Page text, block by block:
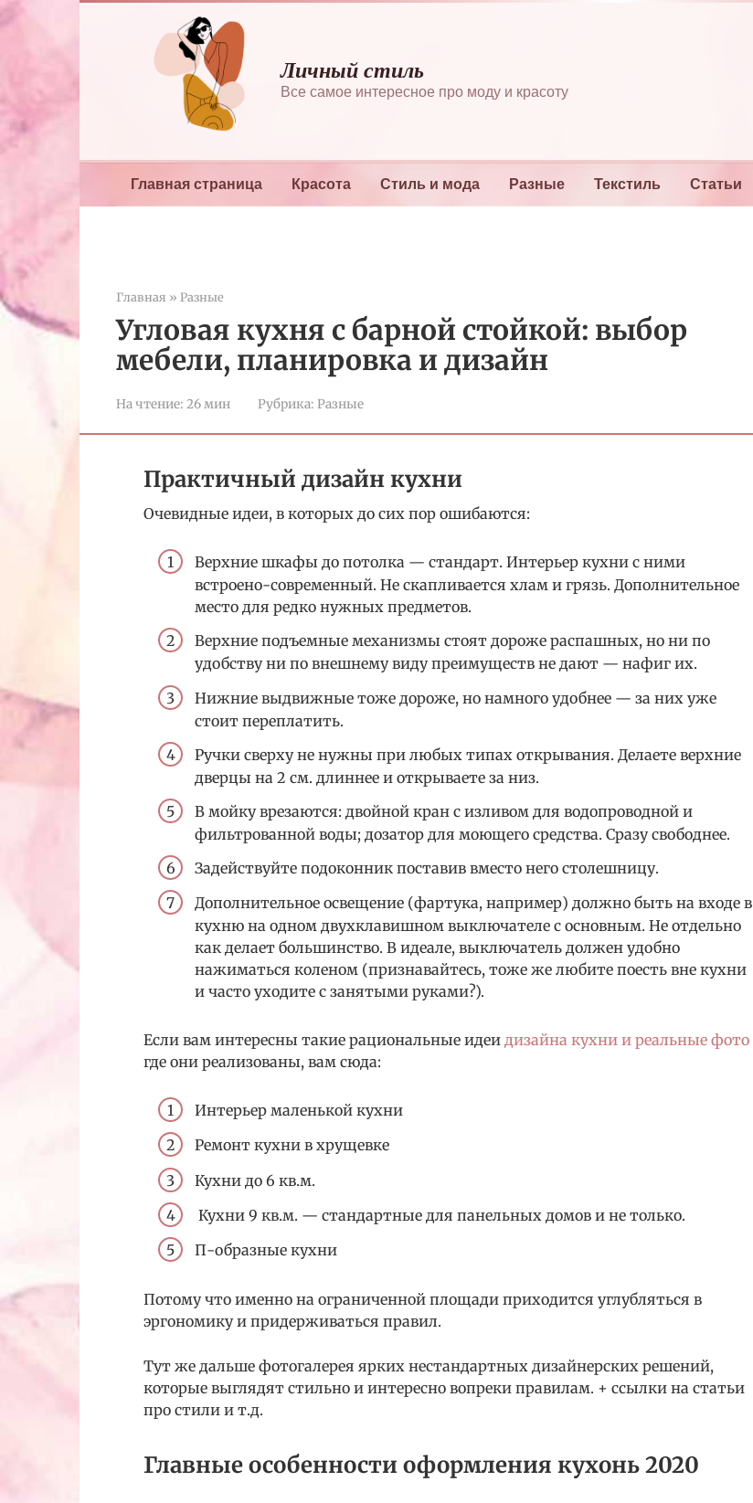
Перейти
к
Личный стиль
Все самое интересное про моду и красоту
Главная страница Красота Стиль и мода Разные Текстиль Статьи
Главная » Разные
Угловая кухня с барной стойкой: выбор
мебели, планировка и дизайн
На чтение: 26 мин Рубрика: Разные
Практичный дизайн кухни
Очевидные идеи, в которых до сих пор ошибаются:
Верхние шкафы до потолка — стандарт. Интерьер кухни с ними
встроено-современный. Не скапливается хлам и грязь. Дополнительное
место для редко нужных предметов.
Верхние подъемные механизмы стоят дороже распашных, но ни по
удобству ни по внешнему виду преимуществ не дают — нафиг их.
Нижние выдвижные тоже дороже, но намного удобнее — за них уже
стоит переплатить.
Ручки сверху не нужны при любых типах открывания. Делаете верхние
дверцы на 2 см. длиннее и открываете за низ.
В мойку врезаются: двойной кран с изливом для водопроводной и
фильтрованной воды; дозатор для моющего средства. Сразу свободнее.
Задействуйте подоконник поставив вместо него столешницу.
Дополнительное освещение (фартука, например) должно быть на входе в
кухню на одном двухклавишном выключателе с основным. Не отдельно
как делает большинство. В идеале, выключатель должен удобно
нажиматься коленом (признавайтесь, тоже же любите поесть вне кухни
и часто уходите с занятыми руками?).
Если вам интересны такие рациональные идеи дизайна кухни и реальные фото
где они реализованы, вам сюда:
Интерьер маленькой кухни
Ремонт кухни в хрущевке
Кухни до 6 кв.м.
Кухни 9 кв.м. — стандартные для панельных домов и не только.
П-образные кухни
Потому что именно на ограниченной площади приходится углубляться в
эргономику и придерживаться правил.
Тут же дальше фотогалерея ярких нестандартных дизайнерских решений,
которые выглядят стильно и интересно вопреки правилам. + ссылки на статьи
про стили и т.д.
Главные особенности оформления кухонь 2020